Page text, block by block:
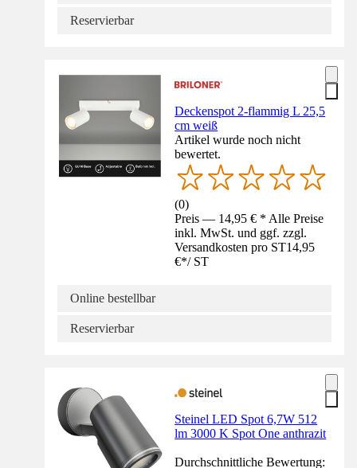
Reservierbar
Deckenspot 2-flammig L 25,5
cm weiß
Artikel wurde noch nicht
bewertet.
(0)
Preis — 14,95 € * Alle Preise
inkl. MwSt. und ggf. zzgl.
Versandkosten pro ST14,95
€*/ ST
Online bestellbar
Reservierbar
Steinel LED Spot 6,7W 512
lm 3000 K Spot One anthrazit
Durchschnittliche Bewertung: